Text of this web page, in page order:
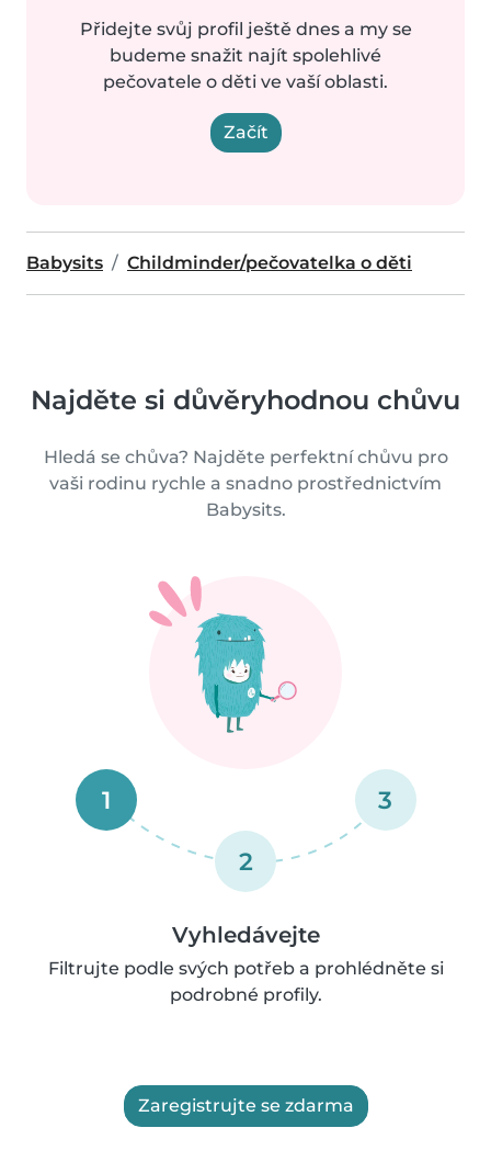
Přidejte svůj profil ještě dnes a my se
budeme snažit najít spolehlivé
pečovatele o děti ve vaší oblasti.
Začít
Babysits Childminder/pečovatelka o děti
Najděte si důvěryhodnou chůvu
Hledá se chůva? Najděte perfektní chůvu pro
vaši rodinu rychle a snadno prostřednictvím
Babysits.
1
2
3
Vyhledávejte
Filtrujte podle svých potřeb a prohlédněte si
podrobné profily.
Zaregistrujte se zdarma